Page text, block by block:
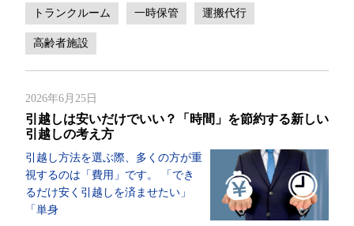
トランクルーム 一時保管 運搬代行
高齢者施設
2026年6月25日
引越しは安いだけでいい？「時間」を節約する新しい
引越しの考え方
引越し方法を選ぶ際、多くの方が重
視するのは「費用」です。 「でき
るだけ安く引越しを済ませたい」
「単身